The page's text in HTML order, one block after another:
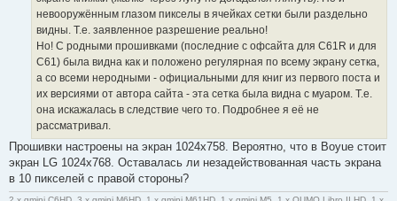
невооружённым глазом пикселы в ячейках сетки были раздельно
видны. Т.е. заявленное разрешение реально!
Но! С родными прошивками (последние с офсайта для C61R и для
C61) была видна как и положено регулярная по всему экрану сетка,
а со всеми неродными - официальными для книг из первого поста и
их версиями от автора сайта - эта сетка была видна с муаром. Т.е.
она искажалась в следствие чего то. Подробнее я её не
рассматривал.
Прошивки настроены на экран 1024x758. Вероятно, что в Boyue стоит
экран LG 1024x768. Оставалась ли незадействованная часть экрана
в 10 пикселей с правой стороны?